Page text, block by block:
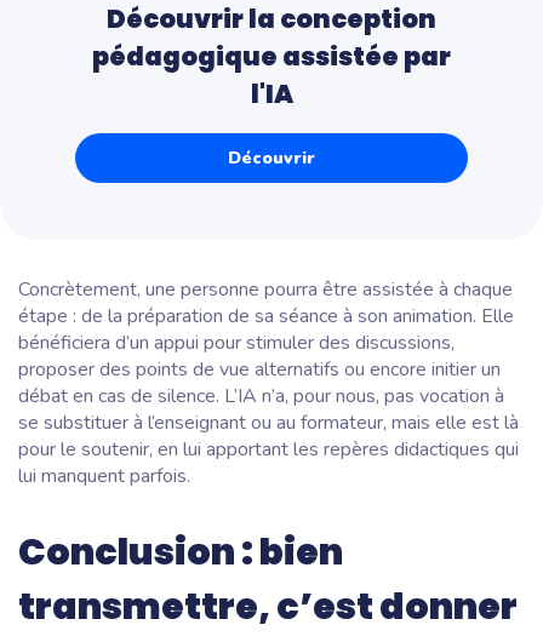
Découvrir la conception
pédagogique assistée par
l'IA
Découvrir
Concrètement, une personne pourra être assistée à chaque
étape : de la préparation de sa séance à son animation. Elle
bénéficiera d’un appui pour stimuler des discussions,
proposer des points de vue alternatifs ou encore initier un
débat en cas de silence. L’IA n’a, pour nous, pas vocation à
se substituer à l’enseignant ou au formateur, mais elle est là
pour le soutenir, en lui apportant les repères didactiques qui
lui manquent parfois.
Conclusion : bien
transmettre, c’est donner